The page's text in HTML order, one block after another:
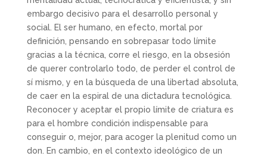
embargo decisivo para el desarrollo personal y
social. El ser humano, en efecto, mortal por
definición, pensando en sobrepasar todo límite
gracias a la técnica, corre el riesgo, en la obsesión
de querer controlarlo todo, de perder el control de
sí mismo, y en la búsqueda de una libertad absoluta,
de caer en la espiral de una dictadura tecnológica.
Reconocer y aceptar el propio límite de criatura es
para el hombre condición indispensable para
conseguir o, mejor, para acoger la plenitud como un
don. En cambio, en el contexto ideológico de un